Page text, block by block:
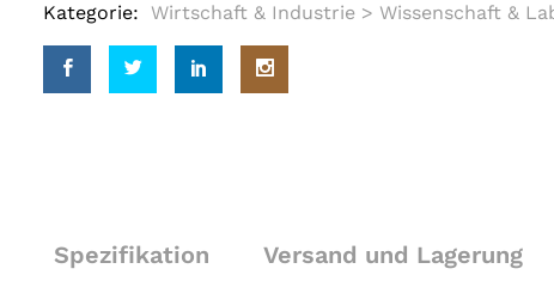
o
c
u
s
t
i
Kategorie:
Wirtschaft & Industrie > Wissenschaft &
Spezifikation Versand und Lagerung